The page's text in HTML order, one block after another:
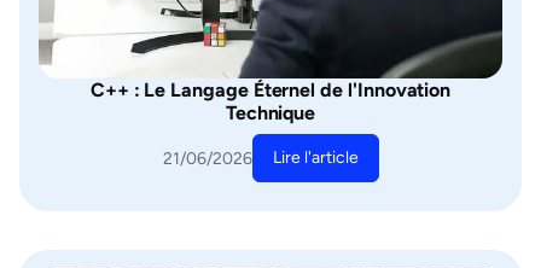
C++ : Le Langage Éternel de l'Innovation
Technique
21/06/2026 Lire l'article